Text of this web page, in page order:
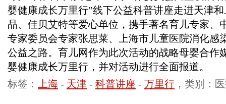
婴健康成长万里行”线下公益科普讲座走进天津
品、佳贝艾特等爱心单位，携手著名育儿专家、
专家委员会专家张思莱、上海市儿童医院消化感
公益之路。育儿网作为此次活动的战略母婴合作
婴健康成长万里行，并对活动进行全面报道。
标签：
上海 - 天津 - 科普讲座 - 万里行 ，类别：